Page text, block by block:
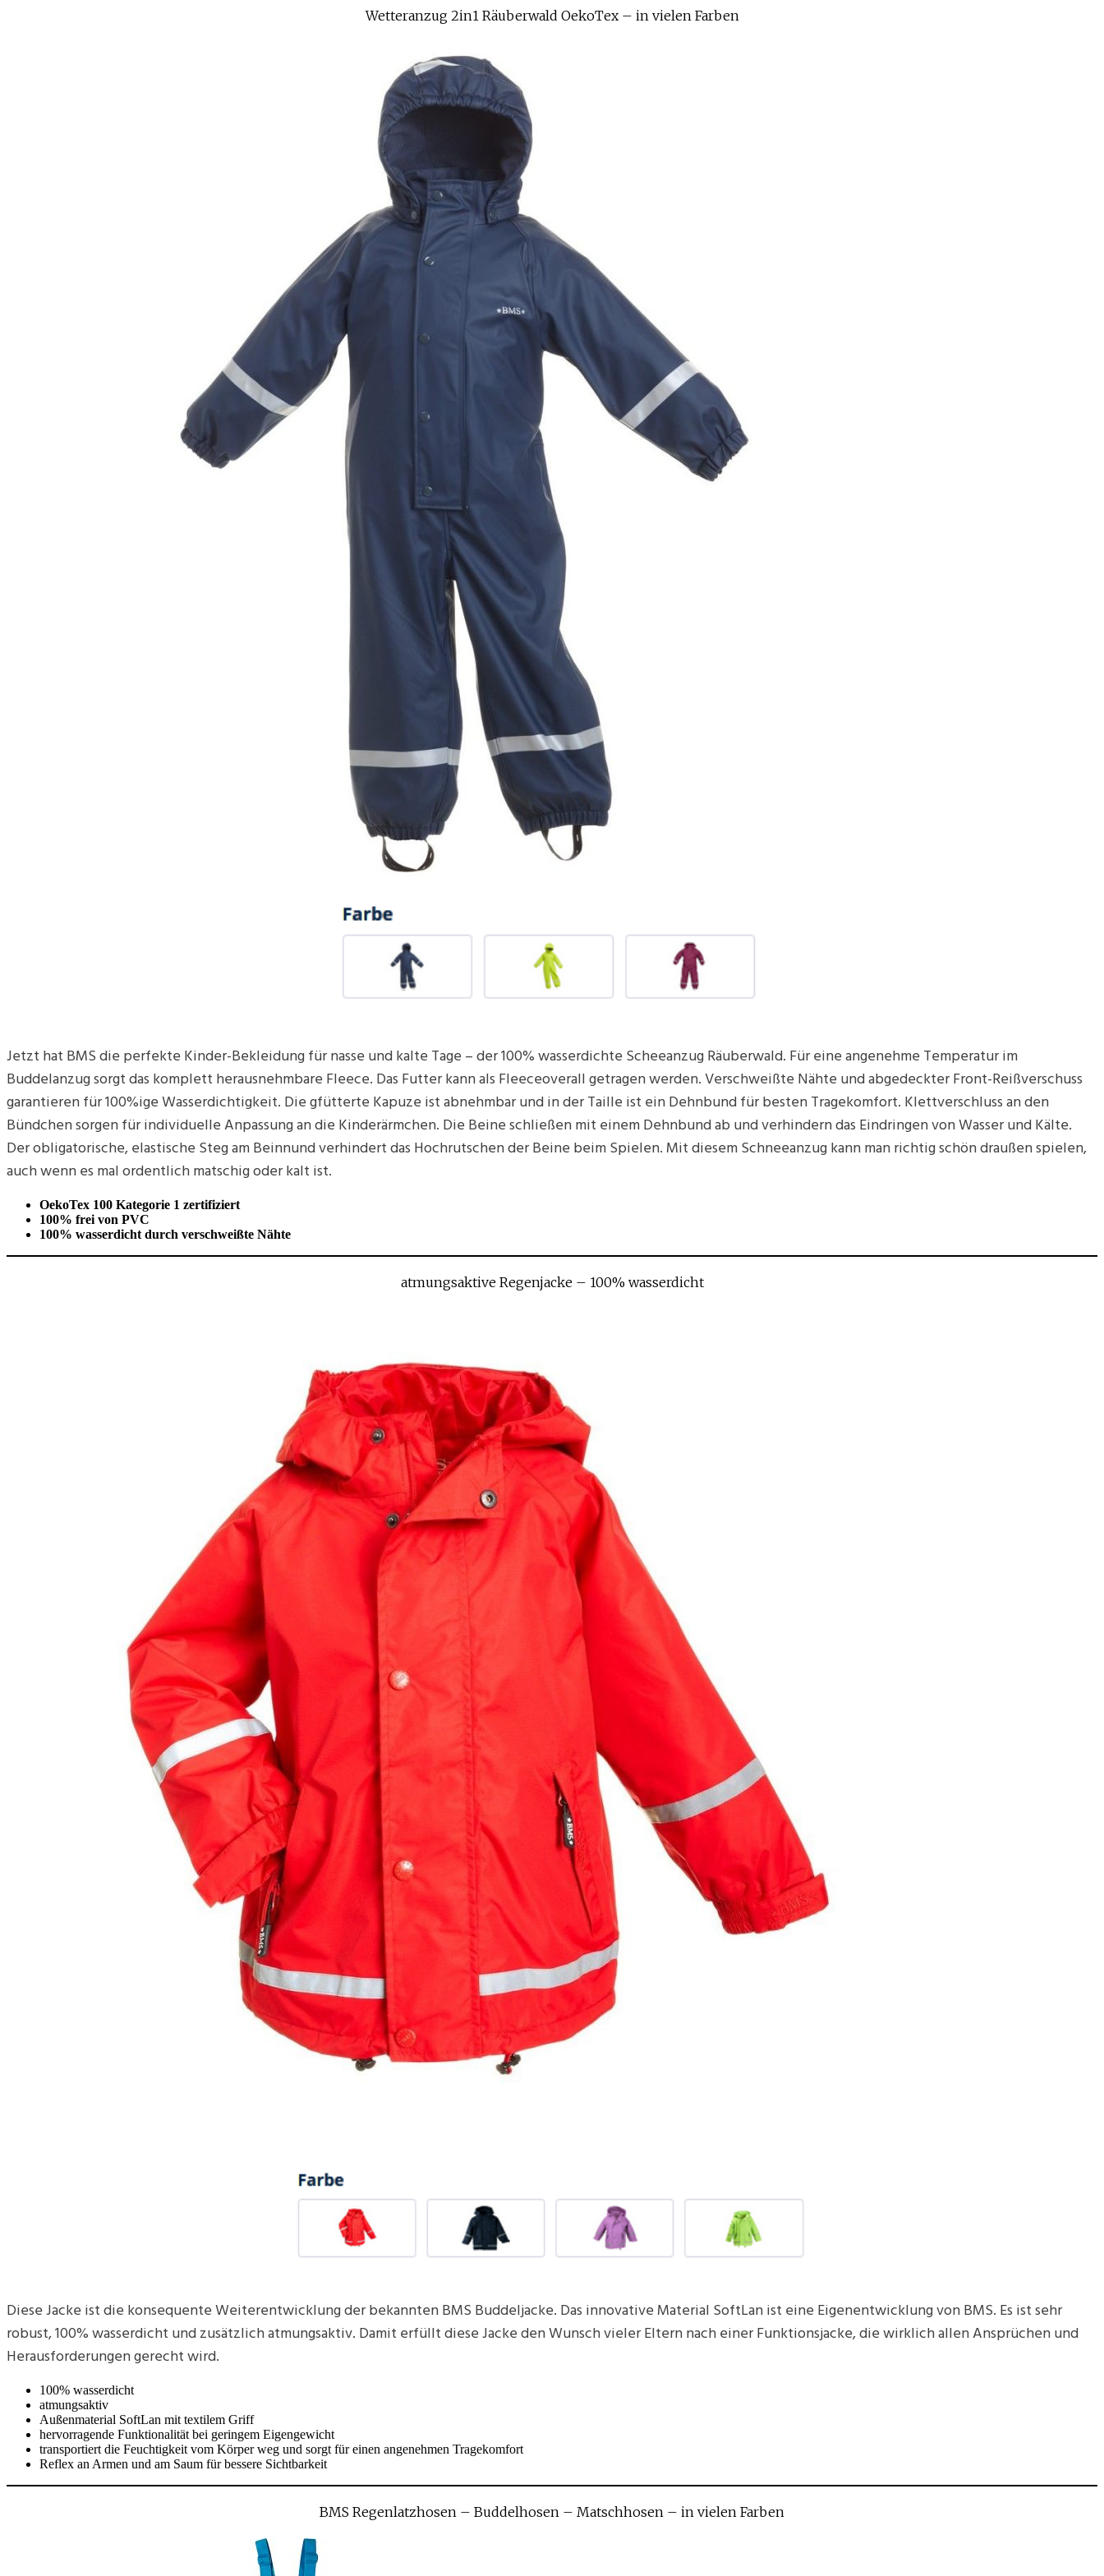
Wetteranzug 2in1 Räuberwald OekoTex – in vielen Farben
Jetzt hat BMS die perfekte Kinder-Bekleidung für nasse und kalte Tage – der 100% wasserdichte Scheeanzug Räuberwald. Für eine angenehme Temperatur im
Buddelanzug sorgt das komplett herausnehmbare Fleece. Das Futter kann als Fleeceoverall getragen werden. Verschweißte Nähte und abgedeckter Front-Reißverschuss
garantieren für 100%ige Wasserdichtigkeit. Die gfütterte Kapuze ist abnehmbar und in der Taille ist ein Dehnbund für besten Tragekomfort. Klettverschluss an den
Bündchen sorgen für individuelle Anpassung an die Kinderärmchen. Die Beine schließen mit einem Dehnbund ab und verhindern das Eindringen von Wasser und Kälte.
Der obligatorische, elastische Steg am Beinnund verhindert das Hochrutschen der Beine beim Spielen. Mit diesem Schneeanzug kann man richtig schön draußen spielen,
auch wenn es mal ordentlich matschig oder kalt ist.
OekoTex 100 Kategorie 1 zertifiziert
100% frei von PVC
100% wasserdicht durch verschweißte Nähte
atmungsaktive Regenjacke – 100% wasserdicht
Diese Jacke ist die konsequente Weiterentwicklung der bekannten BMS Buddeljacke. Das innovative Material SoftLan ist eine Eigenentwicklung von BMS. Es ist sehr
robust, 100% wasserdicht und zusätzlich atmungsaktiv. Damit erfüllt diese Jacke den Wunsch vieler Eltern nach einer Funktionsjacke, die wirklich allen Ansprüchen und
Herausforderungen gerecht wird.
100% wasserdicht
atmungsaktiv
Außenmaterial SoftLan mit textilem Griff
hervorragende Funktionalität bei geringem Eigengewicht
transportiert die Feuchtigkeit vom Körper weg und sorgt für einen angenehmen Tragekomfort
Reflex an Armen und am Saum für bessere Sichtbarkeit
BMS Regenlatzhosen – Buddelhosen – Matschhosen – in vielen Farben